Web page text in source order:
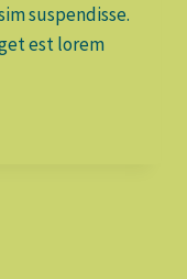
suspendisse.
est lorem